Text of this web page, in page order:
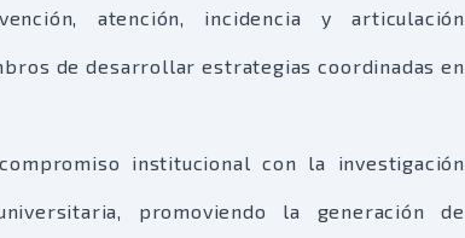
atención, incidencia y articulación
de desarrollar estrategias coordinadas en
institucional con la investigación
promoviendo la generación de